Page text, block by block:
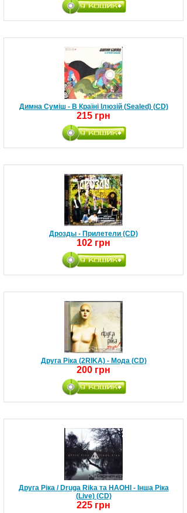
Димна Суміш - В Країні Ілюзій (Sealed) (CD)
215 грн
Дрозды - Прилетели (CD)
102 грн
Друга Ріка (2RIKA) - Мода (CD)
200 грн
Друга Ріка / Druga Rika та НАОНІ - Інша Ріка
(Live) (CD)
225 грн